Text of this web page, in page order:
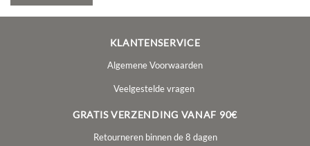
KLANTENSERVICE
Algemene Voorwaarden
Veelgestelde vragen
GRATIS VERZENDING VANAF 90€
Retourneren binnen de 8 dagen